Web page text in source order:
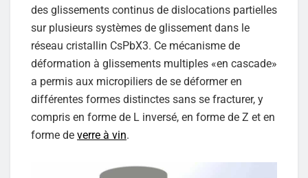
des glissements continus de dislocations partielles
sur plusieurs systèmes de glissement dans le
réseau cristallin CsPbX3. Ce mécanisme de
déformation à glissements multiples «en cascade»
a permis aux micropiliers de se déformer en
différentes formes distinctes sans se fracturer, y
compris en forme de L inversé, en forme de Z et en
forme de verre à vin.